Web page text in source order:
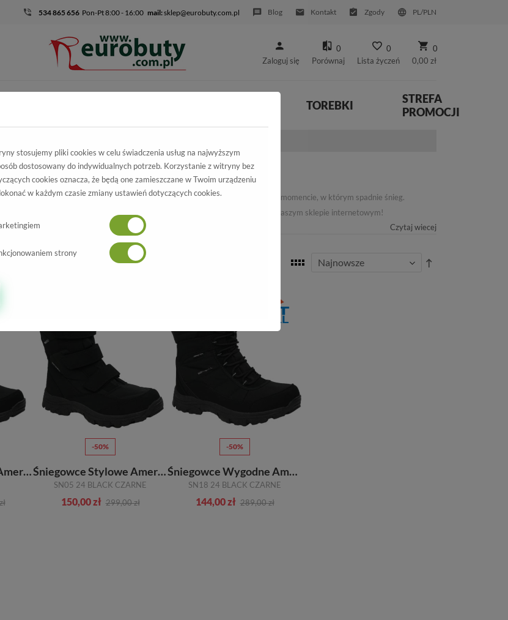
534 865 656 Pon-Pt 8:00 - 16:00 mail:sklep@eurobuty.com.pl Blog Kontakt Zgody PL/PLN
Zaloguj się
0
Porównaj
0
Lista życzeń
0
0,00 zł
TOREBKI
STREFA
PROMOCJI
to nie można zapominać o odpowiednim obuwiu, które będzie doskonałe w momencie, w którym spadnie śnieg.
Cię zakup śniegowców, to najciekawsze buty z tej serii znajdziesz w naszym sklepie internetowym!
że buty na śnieg są funkcjonalne. Warto pamiętać, że biały puch zalegający na chodniku lub na szlakach ma spora
Do najlepiej sprawdzających się modeli śniegowców należą:
stopę przed mrozem i chłodem.
po śniegowce
nie tylko. Wszelkiego rodzaju kuligi i piesze wyprawy terenowe nie mogą się odbyć bez odpowiedniego obuwia, które
modele, które charakteryzują się wysoką odpornością, a co najważniejsze są również stabilny i zapewniają lepszy kontakt z
aspektów, które sprawią, że buty nie będą miały sobie równych, a także że będzie to obuwie na długie lata. Przede
urazami.
Czytaj wiecej
Śniegowce Stylowe American
-50%
Śniegowce Stylowe American
SN05 24 BLACK CZARNE
150,00 zł 299,00 zł
-50%
Śniegowce Wygodne American
SN18 24 BLACK CZARNE
144,00 zł 289,00 zł
stosujemy pliki cookies w celu świadczenia usług na najwyższym
dostosowany do indywidualnych potrzeb. Korzystanie z witryny bez
cookies oznacza, że będą one zamieszczane w Twoim urządzeniu
w każdym czasie zmiany ustawień dotyczących cookies.
strony